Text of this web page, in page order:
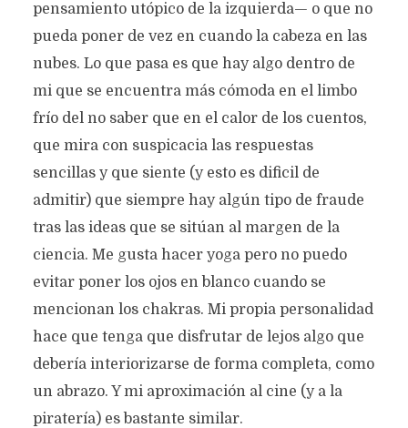
pensamiento utópico de la izquierda— o que no
pueda poner de vez en cuando la cabeza en las
nubes. Lo que pasa es que hay algo dentro de
mi que se encuentra más cómoda en el limbo
frío del no saber que en el calor de los cuentos,
que mira con suspicacia las respuestas
sencillas y que siente (y esto es dificil de
admitir) que siempre hay algún tipo de fraude
tras las ideas que se sitúan al margen de la
ciencia. Me gusta hacer yoga pero no puedo
evitar poner los ojos en blanco cuando se
mencionan los chakras. Mi propia personalidad
hace que tenga que disfrutar de lejos algo que
debería interiorizarse de forma completa, como
un abrazo. Y mi aproximación al cine (y a la
piratería) es bastante similar.